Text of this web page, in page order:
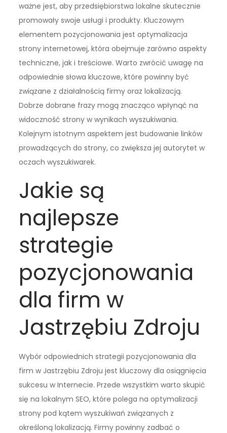
ważne jest, aby przedsiębiorstwa lokalne skutecznie
promowały swoje usługi i produkty. Kluczowym
elementem pozycjonowania jest optymalizacja
strony internetowej, która obejmuje zarówno aspekty
techniczne, jak i treściowe. Warto zwrócić uwagę na
odpowiednie słowa kluczowe, które powinny być
związane z działalnością firmy oraz lokalizacją.
Dobrze dobrane frazy mogą znacząco wpłynąć na
widoczność strony w wynikach wyszukiwania.
Kolejnym istotnym aspektem jest budowanie linków
prowadzących do strony, co zwiększa jej autorytet w
oczach wyszukiwarek.
Jakie są
najlepsze
strategie
pozycjonowania
dla firm w
Jastrzębiu Zdroju
Wybór odpowiednich strategii pozycjonowania dla
firm w Jastrzębiu Zdroju jest kluczowy dla osiągnięcia
sukcesu w Internecie. Przede wszystkim warto skupić
się na lokalnym SEO, które polega na optymalizacji
strony pod kątem wyszukiwań związanych z
określoną lokalizacją. Firmy powinny zadbać o